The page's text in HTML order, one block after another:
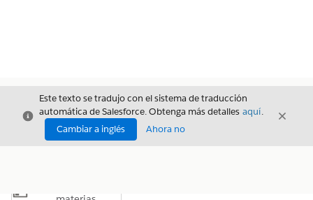
Cerrar
Este texto se tradujo con el sistema de traducción
automática de Salesforce. Obtenga más detalles aquí.
Cambiar a inglés
Ahora no
Cerrar
Mostrar índice de materias